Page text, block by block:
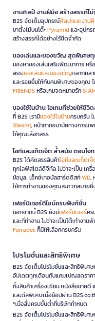
งานศิลป์ งานฝีมือ สร้างสรรค์ไ
B2S จัดเต็มอุปกรณ์ศิลปะและงาน
ขาตั้งไม้บนโต๊ะPyramidและอุปก
สร้างสรรค์ได้อย่างไร้ขีดจำกัด
ของเล่นและของขวัญ สุดพิเศษ
มองหาของเล่นเสริมพัฒนาการ ห
สรรของเล่นและของขวัญหลากหล
และรอยยิ้มให้กับคนพิเศษของคุณ ไ
FRIENDS หรือเกมจดหมายรัก
ของใช้ในบ้าน ไอเทมที่ช่วยให้ชีวิ
ที่ B2S เรามีของใช้ในบ้านครบครัน ไ
Xiaomi, หน้ากากอนามัยทางการแ
ให้คุณเลือกสรร
ไอทีและแก็ดเจ็ต ล้ำสมัย ตอบโจ
B2S ได้คัดสรรสินค้าไอทีและแก็ดเจ็
ทุกไลฟ์สไตล์ดิจิทัล ไม่ว่าจะเป็น เครื่
ข้อมูล, เอ็กซ์เทอนัลฮาร์ดดิสก์WD,
ให้การทำงานของคุณสะดวกสบาย
เฟอร์นิเจอร์ดีไซน์ครบฟังก์ชั่น
นอกจากนี้ B2S ยังมีเฟอร์นิเจอร์คร
และที่ทำงาน ไม่ว่าจะเป็นโต๊ะทำงาน
Furradecก็มีให้เลือกครบครัน
โปรโมชั่นและสิทธิพิเศษ
B2S จัดเต็มโปรโมชั่นและสิทธิพิเศ
อัปเดตทุกเดือนกับแคมเปญลดราค
ทั้งสินค้าเครื่องเขียน หนังสือขายดี
และดีลพิเศษเมื่อช้อปผ่าน
*เมื่อสั่งครบขั้นต่ำที่บริษัทกำหนด
B2S จัดเต็มโปรโมชั่นและสิทธิพิเศ